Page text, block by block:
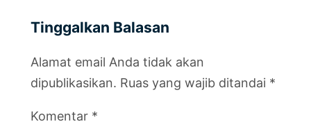
Tinggalkan Balasan
Alamat email Anda tidak akan
dipublikasikan. Ruas yang wajib ditandai *
Komentar *